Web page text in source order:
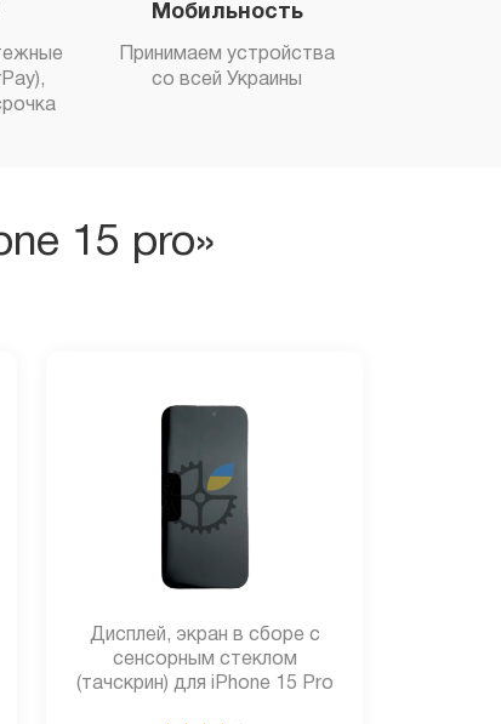
Мобильность
Принимаем устройства
со всей Украины
15 pro»
Дисплей, экран в сборе с
сенсорным стеклом
(тачскрин) для iPhone 15 Pro